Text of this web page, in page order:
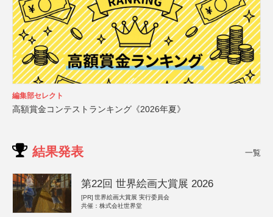
編集部セレクト
高額賞金コンテストランキング《2026年夏》
結果発表 一覧
第22回 世界絵画大賞展 2026
[PR] 世界絵画大賞展 実行委員会
共催：株式会社世界堂